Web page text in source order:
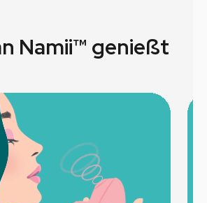
Namii™ genießt